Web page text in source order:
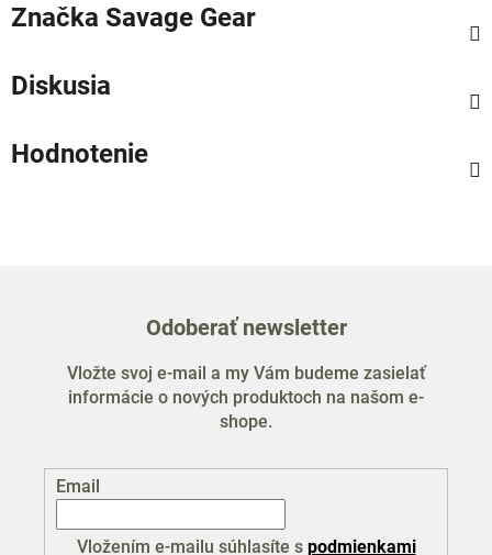
Značka Savage Gear
Diskusia
Hodnotenie
Odoberať newsletter
Vložte svoj e-mail a my Vám budeme zasielať
informácie o nových produktoch na našom e-
shope.
Email
Vložením e-mailu súhlasíte s podmienkami